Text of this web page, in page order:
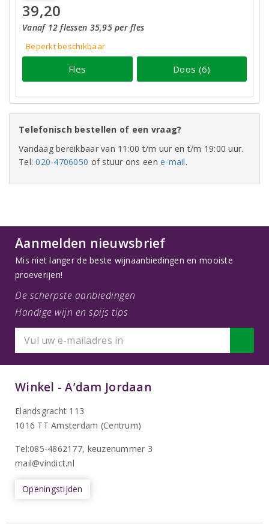
39,20
Vanaf 12 flessen 35,95 per fles
Beperkt beschikbaar
Fles Doos (6)
Telefonisch bestellen of een vraag?
Vandaag bereikbaar van 11:00 t/m uur en t/m 19:00 uur.
Tel:020-4706050 of stuur ons eene-mail.
Aanmelden nieuwsbrief
Mis niet langer de beste wijnaanbiedingen en mooiste
proeverijen!
De scherpste aanbiedingen
Handige wijn en spijs tips
Winkel - A’dam Jordaan
Elandsgracht 113
1016 TT Amsterdam (Centrum)
Tel:085-4862177, keuzenummer 3
mail@vindict.nl
Openingstijden